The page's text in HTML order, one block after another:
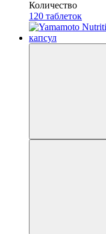
Количество
120 таблеток